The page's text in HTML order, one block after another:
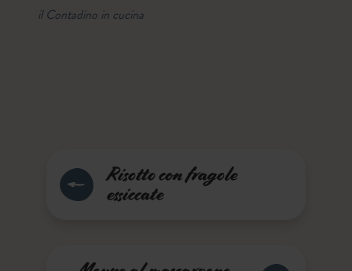
il Contadino in cucina
Risotto con fragole
essiccate